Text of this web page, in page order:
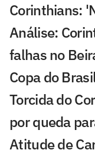
Corinthians:
Análise:
falhas no
Copa do
Torcida do
por queda
Atitude de